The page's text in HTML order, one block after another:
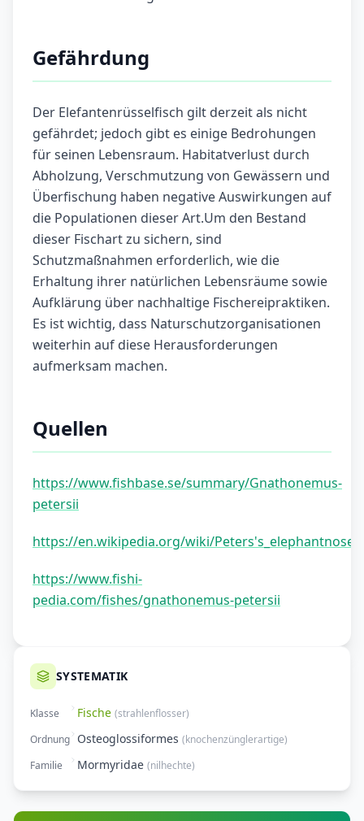
Gefährdung
Der Elefantenrüsselfisch gilt derzeit als nicht
gefährdet; jedoch gibt es einige Bedrohungen
für seinen Lebensraum. Habitatverlust durch
Abholzung, Verschmutzung von Gewässern und
Überfischung haben negative Auswirkungen auf
die Populationen dieser Art.Um den Bestand
dieser Fischart zu sichern, sind
Schutzmaßnahmen erforderlich, wie die
Erhaltung ihrer natürlichen Lebensräume sowie
Aufklärung über nachhaltige Fischereipraktiken.
Es ist wichtig, dass Naturschutzorganisationen
weiterhin auf diese Herausforderungen
aufmerksam machen.
Quellen
https://www.fishbase.se/summary/Gnathonemus-
petersii
https://en.wikipedia.org/wiki/
https://www.fishi-
pedia.com/fishes/gnathonemus-petersii
SYSTEMATIK
Klasse Fische (strahlenflosser)
Ordnung Osteoglossiformes (knochenzünglerartige)
Familie
Mormyridae (nilhechte)